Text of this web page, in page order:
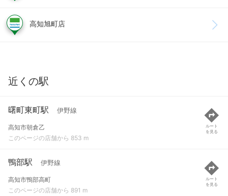
高知旭町店
近くの駅
曙町東町駅 伊野線
高知市朝倉乙
このページの店舗から 853 m
ルート
を見る
鴨部駅 伊野線
高知市鴨部高町
このページの店舗から 891 m
ルート
を見る